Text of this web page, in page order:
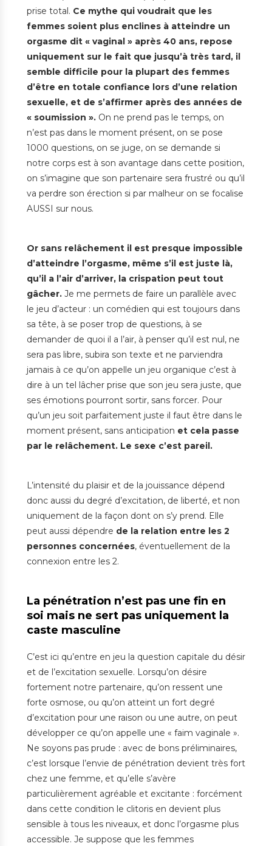
prise total. Ce mythe qui voudrait que les
femmes soient plus enclines à atteindre un
orgasme dit « vaginal » après 40 ans, repose
uniquement sur le fait que jusqu’à très tard, il
semble difficile pour la plupart des femmes
d’être en totale confiance lors d’une relation
sexuelle, et de s’affirmer après des années de
« soumission ». On ne prend pas le temps, on
n’est pas dans le moment présent, on se pose
1000 questions, on se juge, on se demande si
notre corps est à son avantage dans cette position,
on s’imagine que son partenaire sera frustré ou qu’il
va perdre son érection si par malheur on se focalise
AUSSI sur nous.
Or sans relâchement il est presque impossible
d’atteindre l’orgasme, même s’il est juste là,
qu’il a l’air d’arriver, la crispation peut tout
gâcher. Je me permets de faire un parallèle avec
le jeu d’acteur : un comédien qui est toujours dans
sa tête, à se poser trop de questions, à se
demander de quoi il a l’air, à penser qu’il est nul, ne
sera pas libre, subira son texte et ne parviendra
jamais à ce qu’on appelle un jeu organique c’est à
dire à un tel lâcher prise que son jeu sera juste, que
ses émotions pourront sortir, sans forcer. Pour
qu’un jeu soit parfaitement juste il faut être dans le
moment présent, sans anticipation et cela passe
par le relâchement. Le sexe c’est pareil.
L’intensité du plaisir et de la jouissance dépend
donc aussi du degré d’excitation, de liberté, et non
uniquement de la façon dont on s’y prend. Elle
peut aussi dépendre de la relation entre les 2
personnes concernées, éventuellement de la
connexion entre les 2.
La pénétration n’est pas une fin en
soi mais ne sert pas uniquement la
caste masculine
C’est ici qu’entre en jeu la question capitale du désir
et de l’excitation sexuelle. Lorsqu’on désire
fortement notre partenaire, qu’on ressent une
forte osmose, ou qu’on atteint un fort degré
d’excitation pour une raison ou une autre, on peut
développer ce qu’on appelle une « faim vaginale ».
Ne soyons pas prude : avec de bons préliminaires,
c’est lorsque l’envie de pénétration devient très fort
chez une femme, et qu’elle s’avère
particulièrement agréable et excitante : forcément
dans cette condition le clitoris en devient plus
sensible à tous les niveaux, et donc l’orgasme plus
accessible. Je suppose que les femmes